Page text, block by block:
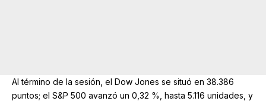
Al término de la sesión, el Dow Jones se situó en 38.386
puntos; el S&P 500 avanzó un 0,32 %, hasta 5.116 unidades, y